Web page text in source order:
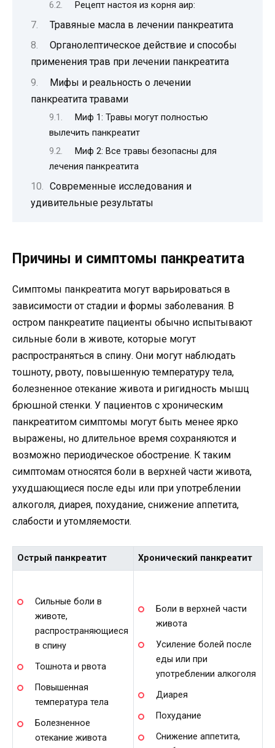
Рецепт настоя из корня аир:
Травяные масла в лечении панкреатита
Органолептическое действие и способы
применения трав при лечении панкреатита
Мифы и реальность о лечении
панкреатита травами
Миф 1: Травы могут полностью
вылечить панкреатит
Миф 2: Все травы безопасны для
лечения панкреатита
Современные исследования и
удивительные результаты
Причины и симптомы панкреатита
Симптомы панкреатита могут варьироваться в
зависимости от стадии и формы заболевания. В
остром панкреатите пациенты обычно испытывают
сильные боли в животе, которые могут
распространяться в спину. Они могут наблюдать
тошноту, рвоту, повышенную температуру тела,
болезненное отекание живота и ригидность мышц
брюшной стенки. У пациентов с хроническим
панкреатитом симптомы могут быть менее ярко
выражены, но длительное время сохраняются и
возможно периодическое обострение. К таким
симптомам относятся боли в верхней части живота,
ухудшающиеся после еды или при употреблении
алкоголя, диарея, похудание, снижение аппетита,
слабости и утомляемости.
Острый панкреатит Хронический панкреатит
Сильные боли в
животе,
распространяющиеся
в спину
Тошнота и рвота
Повышенная
температура тела
Болезненное
отекание живота
Боли в верхней части
живота
Усиление болей после
еды или при
употреблении алкоголя
Диарея
Похудание
Снижение аппетита,